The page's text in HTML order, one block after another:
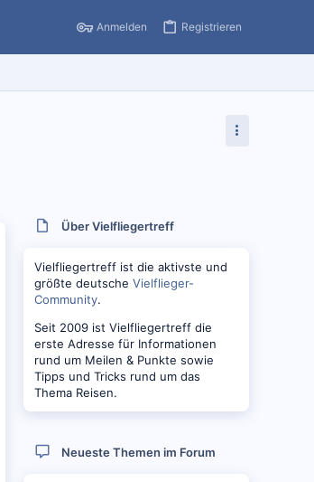
Anmelden Registrieren
Über Vielfliegertreff
Vielfliegertreff ist die aktivste und
größte deutsche Vielflieger-
Community.
Seit 2009 ist Vielfliegertreff die
erste Adresse für Informationen
rund um Meilen & Punkte sowie
Tipps und Tricks rund um das
Thema Reisen.
Neueste Themen im Forum